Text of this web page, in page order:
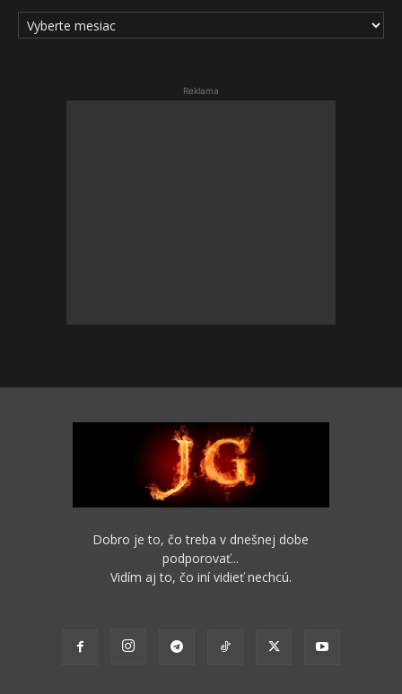
ARCHÍV
ČLÁNKOV
Reklama
Dobro je to, čo treba v dnešnej dobe
podporovať...
Vidím aj to, čo iní vidieť nechcú.